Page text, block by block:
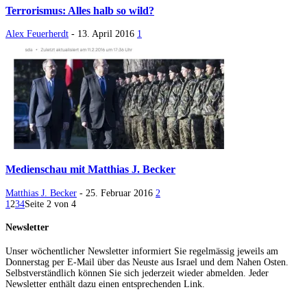
Terrorismus: Alles halb so wild?
Alex Feuerherdt - 13. April 2016 1
Medienschau mit Matthias J. Becker
Matthias J. Becker - 25. Februar 2016 2
1 234Seite 2 von 4
Newsletter
Unser wöchentlicher Newsletter informiert Sie regelmässig jeweils am
Donnerstag per E-Mail über das Neuste aus Israel und dem Nahen Osten.
Selbstverständlich können Sie sich jederzeit wieder abmelden. Jeder
Newsletter enthält dazu einen entsprechenden Link.